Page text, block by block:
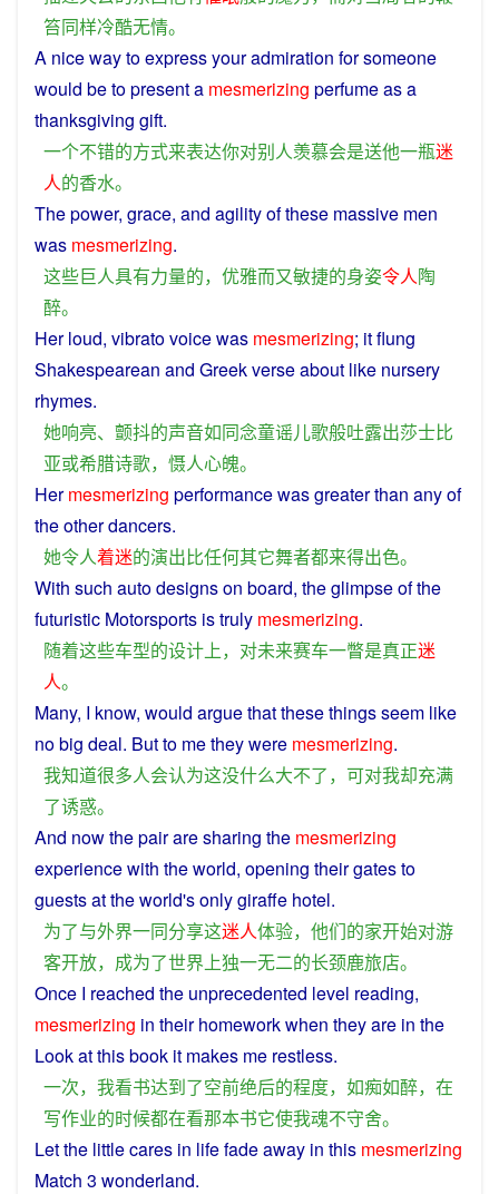
笞同样冷酷无情。
A nicewaytoexpressyouradmiration forsomeone
would betopresenta mesmerizing perfumeas a
thanksgiving gift.
一个不错的方式来表达你对别人羡慕会是送他一瓶迷
人的香水。
Thepower, grace, and agilityofthese massive men
was mesmerizing.
这些巨人具有力量的， 优雅而又敏捷的身姿令人陶
醉。
Her loud, vibratovoicewas mesmerizing; it flung
Shakespearean and Greekverseabout like nursery
rhymes.
她响亮、 颤抖的声音如同念童谣儿歌般吐露出莎士比
亚或希腊诗歌， 慑人心魄。
Her mesmerizing performancewasgreaterthan anyof
theotherdancers.
她令人着迷的演出比任何其它舞者都来得出色。
With such autodesignson board, theglimpseofthe
futuristic Motorsports istruly mesmerizing.
随着这些车型的设计上， 对未来赛车一瞥是真正迷
人。
Many, I know, would arguethatthesethings seem like
nobig deal. Butto methey were mesmerizing.
我知道很多人会认为这没什么大不了， 可对我却充满
了诱惑。
And now thepairaresharing the mesmerizing
experiencewith theworld, opening theirgatesto
guestsat theworld'sonlygiraffe hotel.
为了与外界一同分享这迷人体验， 他们的家开始对游
客开放， 成为了世界上独一无二的长颈鹿旅店。
Once I reached the unprecedented level reading,
mesmerizing in theirhomeworkwhen theyare in the
Lookatthisbook it makes me restless.
一次， 我看书达到了空前绝后的程度， 如痴如醉， 在
写作业的时候都在看那本书它使我魂不守舍。
Let the little cares in lifefadeaway in this mesmerizing
Match 3 wonderland.